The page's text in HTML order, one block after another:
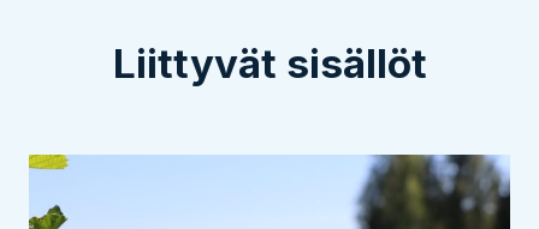
Liittyvät sisällöt